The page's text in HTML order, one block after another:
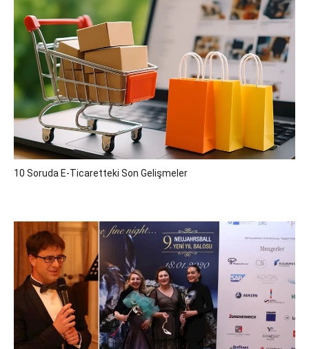
10 Soruda E-Ticaretteki Son Gelişmeler